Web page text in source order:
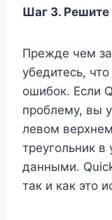
Шаг 3.
Прежде чем
убедитесь,
ошибок. Если
проблему, вы
левом
треугольник
данными.
так и как это